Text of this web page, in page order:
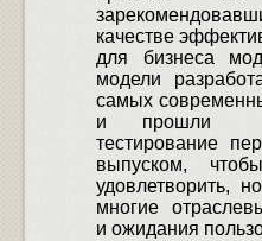
качестве
для бизнеса
модели
самых
и прошли
тестирование
выпуском,
удовлетворить,
многие
и ожидания